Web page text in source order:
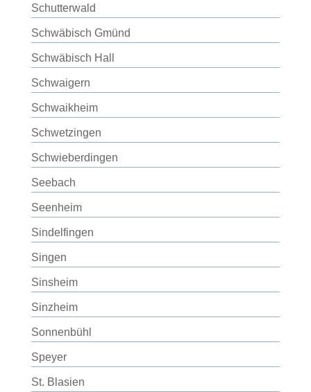
Schutterwald
Schwäbisch Gmünd
Schwäbisch Hall
Schwaigern
Schwaikheim
Schwetzingen
Schwieberdingen
Seebach
Seenheim
Sindelfingen
Singen
Sinsheim
Sinzheim
Sonnenbühl
Speyer
St. Blasien